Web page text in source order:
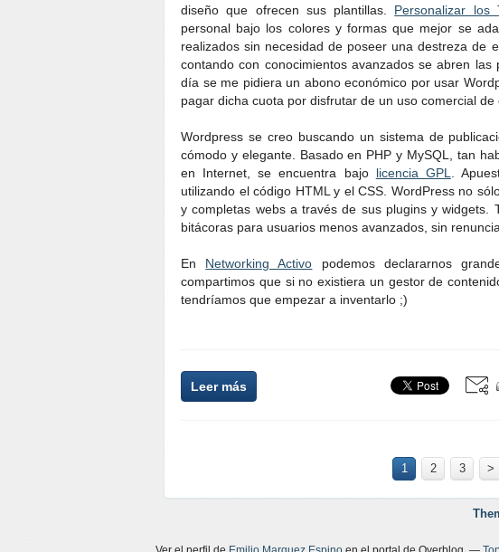
diseño que ofrecen sus plantillas. Personalizar los
personal bajo los colores y formas que mejor se
realizados sin necesidad de poseer una destreza de
contando con conocimientos avanzados se abren
día se me pidiera un abono económico por usar
pagar dicha cuota por disfrutar de un uso comercial de
Wordpress se creo buscando un sistema de
cómodo y elegante. Basado en PHP y MySQL, tan
en Internet, se encuentra bajo licencia GPL
.
utilizando el código HTML y el CSS. WordPress no
y completas webs a través de sus plugins y widgets.
bitácoras para usuarios menos avanzados, sin
En Networking Activo podemos declararnos
compartimos que si no existiera un gestor de
tendríamos que empezar a inventarlo ;)
Leer más
1 2 3 >